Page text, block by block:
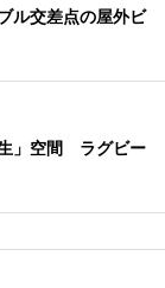
ル交差点の屋外ビ
」空間 ラグビー